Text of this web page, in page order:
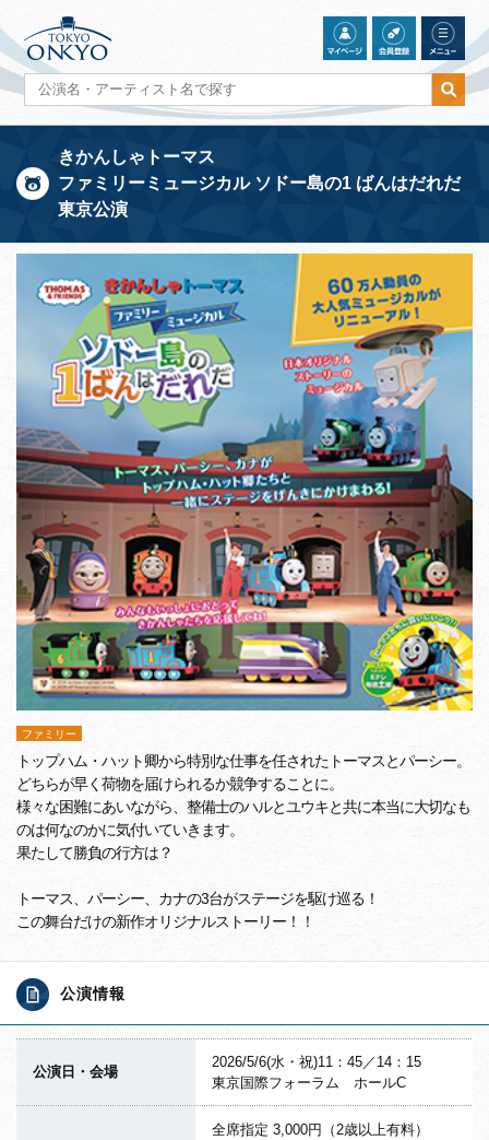
きかんしゃトーマス
ファミリーミュージカル ソドー島の1 ばんはだれだ
東京公演
ファミリー
トップハム・ハット卿から特別な仕事を任されたトーマスとパーシー。
どちらが早く荷物を届けられるか競争することに。
様々な困難にあいながら、整備士のハルとユウキと共に本当に大切なも
のは何なのかに気付いていきます。
果たして勝負の行方は？
トーマス、パーシー、カナの3台がステージを駆け巡る！
この舞台だけの新作オリジナルストーリー！！
公演情報
公演日・会場
2026/5/6(水・祝)11：45／14：15
東京国際フォーラム ホールC
全席指定 3,000円（2歳以上有料）